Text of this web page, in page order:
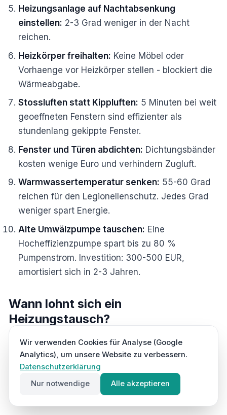
Heizungsanlage auf Nachtabsenkung
einstellen: 2-3 Grad weniger in der Nacht
reichen.
Heizkörper freihalten: Keine Möbel oder
Vorhaenge vor Heizkörper stellen - blockiert die
Wärmeabgabe.
Stossluften statt Kippluften: 5 Minuten bei weit
geoeffneten Fenstern sind effizienter als
stundenlang gekippte Fenster.
Fenster und Türen abdichten: Dichtungsbänder
kosten wenige Euro und verhindern Zugluft.
Warmwassertemperatur senken: 55-60 Grad
reichen für den Legionellenschutz. Jedes Grad
weniger spart Energie.
Alte Umwälzpumpe tauschen: Eine
Hocheffizienzpumpe spart bis zu 80 %
Pumpenstrom. Investition: 300-500 EUR,
amortisiert sich in 2-3 Jahren.
Wann lohnt sich ein
Heizungstausch?
Irgendwann ist eine Heizung am Ende ihrer
Lebensdauer. Aber wann ist der richtige Zeitpunkt
für den Tausch? Diese Frage stellen sich
Hausbesitzer in ganz Deutschland - von Flensburg
bis Garmisch-Partenkirchen.
Wir verwenden Cookies für Analyse (Google
Analytics), um unsere Website zu verbessern.
Datenschutzerklärung
Nur notwendige
Alle akzeptieren